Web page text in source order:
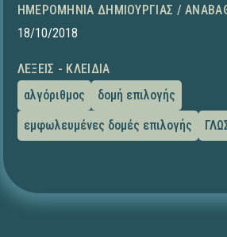
ΗΜΕΡΟΜΗΝΊΑ ΔΗΜΙΟΥΡΓΊΑΣ /
18/10/2018
ΛΈΞΕΙΣ - ΚΛΕΙΔΙΆ
αλγόριθμος
δομή επιλογής
εμφωλευμένες δομές επιλογής